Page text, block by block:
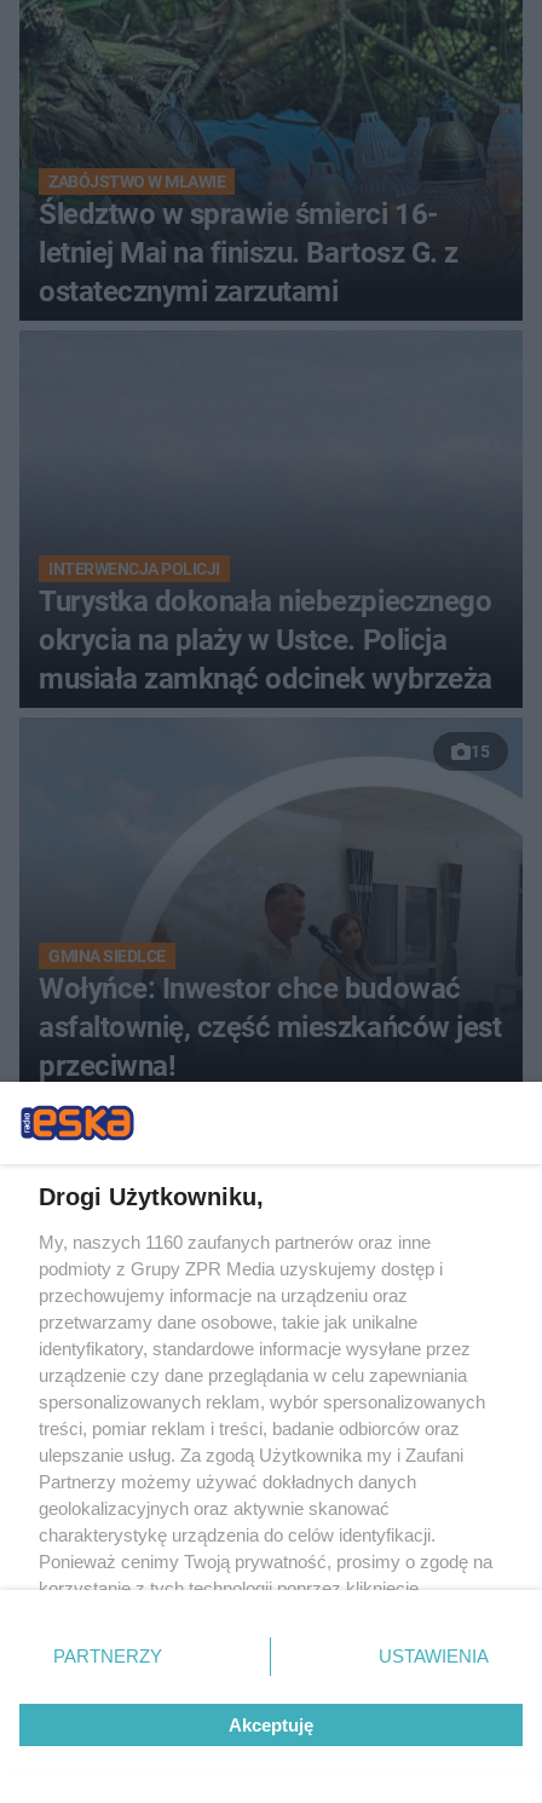
ZABÓJSTWO W MŁAWIE
Śledztwo w sprawie śmierci 16-
letniej Mai na finiszu. Bartosz G. z
ostatecznymi zarzutami
INTERWENCJA POLICJI
Turystka dokonała niebezpiecznego
okrycia na plaży w Ustce. Policja
musiała zamknąć odcinek wybrzeża
15
GMINA SIEDLCE
Wołyńce: Inwestor chce budować
asfaltownię, część mieszkańców jest
przeciwna!
DRAMAT W USTCE
8-latek tonął w Bałtyku. Jego ojciec może
ponieść poważne konsekwencje
Drogi Użytkowniku,
My, naszych 1160 zaufanych partnerów oraz inne
podmioty z Grupy ZPR Media uzyskujemy dostęp i
przechowujemy informacje na urządzeniu oraz
przetwarzamy dane osobowe, takie jak unikalne
identyfikatory, standardowe informacje wysyłane przez
urządzenie czy dane przeglądania w celu zapewniania
spersonalizowanych reklam, wybór spersonalizowanych
treści, pomiar reklam i treści, badanie odbiorców oraz
ulepszanie usług. Za zgodą Użytkownika my i Zaufani
Partnerzy możemy używać dokładnych danych
geolokalizacyjnych oraz aktywnie skanować
charakterystykę urządzenia do celów identyfikacji.
Ponieważ cenimy Twoją prywatność, prosimy o zgodę na
korzystanie z tych technologii poprzez kliknięcie
zmienić/wycofać klikając przycisk ustawień prywatności
znajdujący się w lewym dolnym rogu strony
rodzaje przetwarzania danych nie wymagają zgody
użytkownika, ale masz prawo sprzeciwić się takiemu
przetwarzaniu. Preferencje będą miały zastosowanie tylko
PARTNERZY USTAWIENIA
Akceptuję